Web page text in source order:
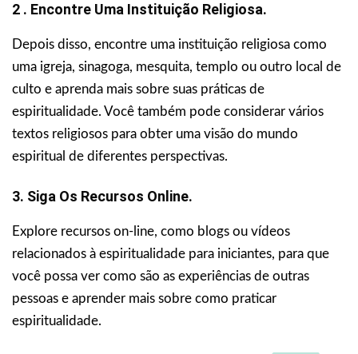
2 . Encontre Uma Instituição Religiosa.
Depois disso, encontre uma instituição religiosa como
uma igreja, sinagoga, mesquita, templo ou outro local de
culto e aprenda mais sobre suas práticas de
espiritualidade. Você também pode considerar vários
textos religiosos para obter uma visão do mundo
espiritual de diferentes perspectivas.
3. Siga Os Recursos Online.
Explore recursos on-line, como blogs ou vídeos
relacionados à espiritualidade para iniciantes, para que
você possa ver como são as experiências de outras
pessoas e aprender mais sobre como praticar
espiritualidade.